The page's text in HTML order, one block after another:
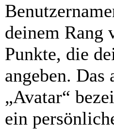
deinem Rang
Punkte, die
angeben.
„Avatar“
ein